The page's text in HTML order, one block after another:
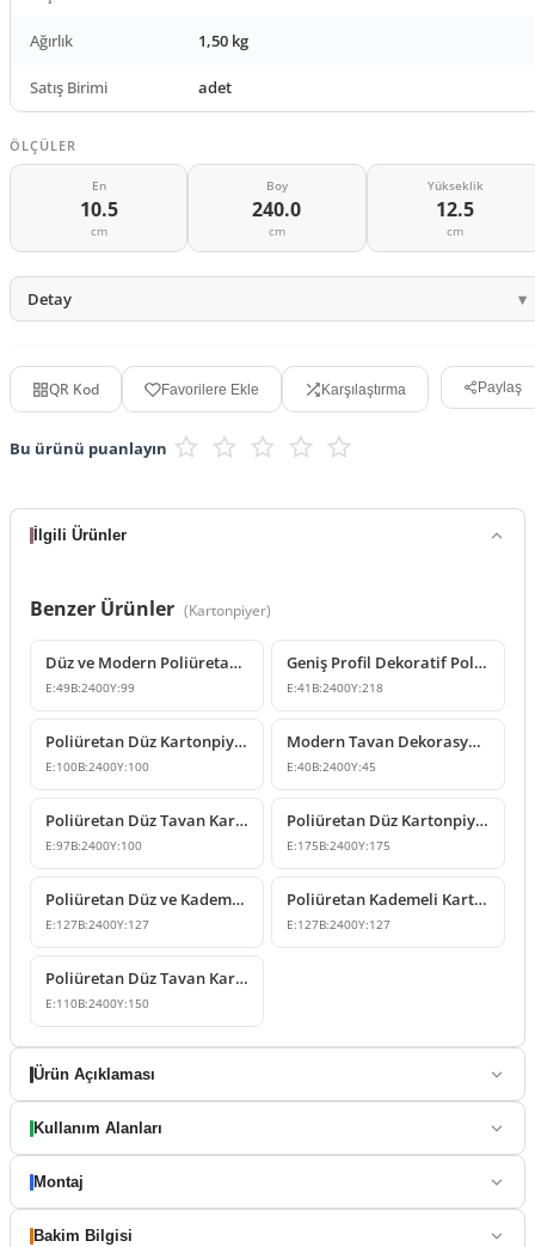
Ağırlık 1,50 kg
Satış Birimi adet
ÖLÇÜLER
En
10.5
cm
Boy
240.0
cm
Yükseklik
12.5
cm
Detay
QR Kod Favorilere Ekle Karşılaştırma Paylaş
Bu ürünü puanlayın
İlgili Ürünler
Benzer Ürünler (Kartonpiyer)
Düz ve Modern Poliüretan Kartonpiyer Modeli
E:49B:2400Y:99
Geniş Profil Dekoratif Poliüretan Düz Kartonpiyer Tasarımı
E:41 B:2400Y:218
Poliüretan Düz Kartonpiyer Tavan Kornişi Modeli
E:100B:2400Y:100
Modern Tavan Dekorasyonu İçin Poliüretan Düz Kartonpiyer
E:40B:2400Y:45
Poliüretan Düz Tavan Kartonpiyer Modelleri ve Çeşitleri
E:97B:2400Y:100
Poliüretan Düz Kartonpiyer Tavan Köşe Profili
E:175B:2400Y:175
Poliüretan Düz ve Kademeli Kartonpiyer Modelleri
E:127B:2400Y:127
Poliüretan Kademeli Kartonpiyer Tavan Çıtası Modeli
E:127B:2400Y:127
Poliüretan Düz Tavan Kartonpiyer Profili
E:110B:2400Y:150
Ürün Açıklaması
Kullanım Alanları
Montaj
Bakim Bilgisi